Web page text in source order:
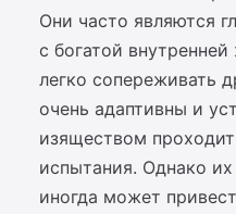
Они часто являются
с богатой
легко сопереживать
очень адаптивны и
изяществом
испытания. Однако их
иногда может